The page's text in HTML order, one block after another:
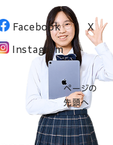
Facebook
Instagram
X
ページの
先頭へ